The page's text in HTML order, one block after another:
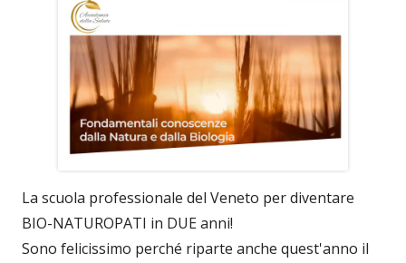
La scuola professionale del Veneto per diventare
BIO-NATUROPATI in DUE anni!
Sono felicissimo perché riparte anche quest'anno il